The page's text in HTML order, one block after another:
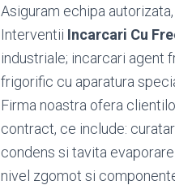
Asiguram echipa
Interventii Incarcari Cu
industriale; incarcari
frigorific cu aparatura
Firma noastra ofera
contract, ce include:
condens si tavita
nivel zgomot si